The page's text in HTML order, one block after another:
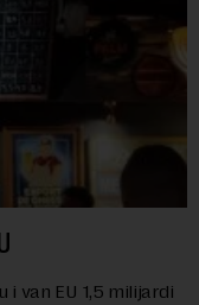
i van EU 1,5 milijardi